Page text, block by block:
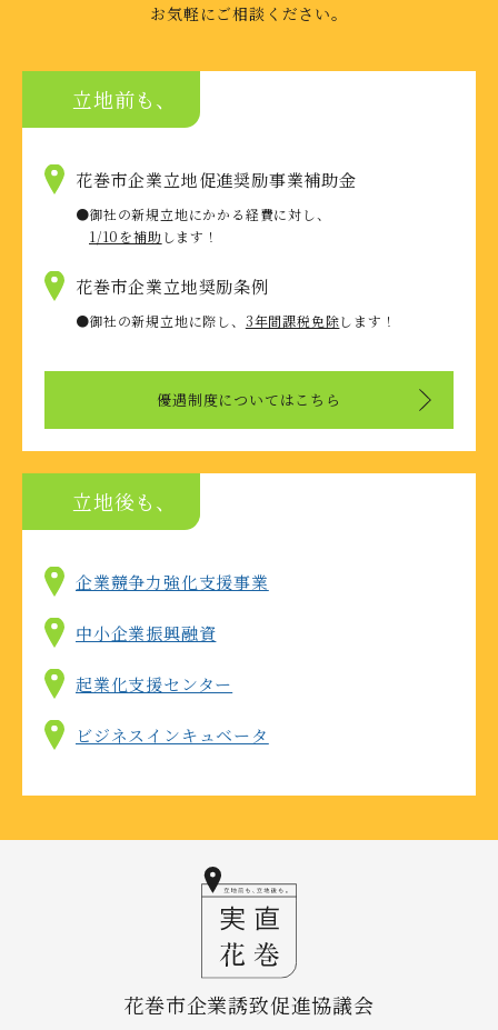
お気軽にご相談ください。
立地前も、
花巻市企業立地促進奨励事業補助金
御社の新規立地にかかる経費に対し、
1/10を補助します！
花巻市企業立地奨励条例
御社の新規立地に際し、 3年間課税免除します！
優遇制度についてはこちら
立地後も、
企業競争力強化支援事業
中小企業振興融資
起業化支援センター
ビジネスインキュベータ
花巻市企業誘致促進協議会